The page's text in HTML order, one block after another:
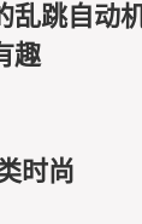
乱跳自动
趣
时尚